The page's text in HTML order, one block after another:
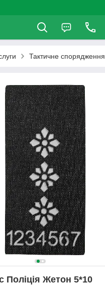
Тактичне спорядження
Поліція Жетон 5*10